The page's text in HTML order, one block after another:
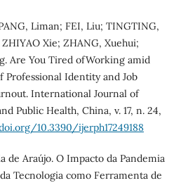
Liman; FEI, Liu; TINGTING,
Xie; ZHANG, Xuehui;
Are You Tired ofWorking amid
Professional Identity and Job
International Journal of
Public Health, China, v. 17, n. 24,
10.3390/ijerph17249188
de Araújo. O Impacto da Pandemia
Tecnologia como Ferramenta de